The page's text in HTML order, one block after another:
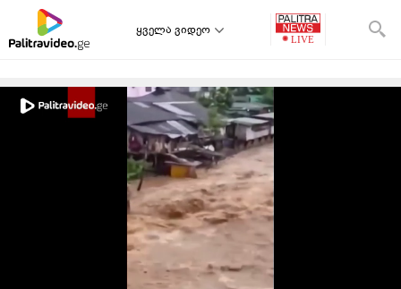
ყველა ვიდეო